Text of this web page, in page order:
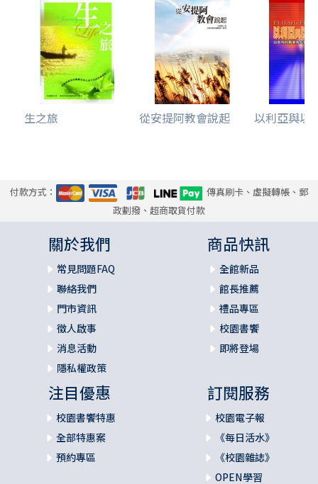
生之旅 從安提阿教會說起 以利亞與以
付款方式：
傳真刷卡、虛擬轉帳、郵
政劃撥、超商取貨付款
關於我們
常見問題FAQ
聯絡我們
門市資訊
徵人啟事
消息活動
隱私權政策
商品快訊
全館新品
館長推薦
禮品專區
校園書饗
即將登場
注目優惠
校園書饗特惠
全部特惠案
預約專區
訂閱服務
校園電子報
《每日活水》
《校園雜誌》
OPEN學習